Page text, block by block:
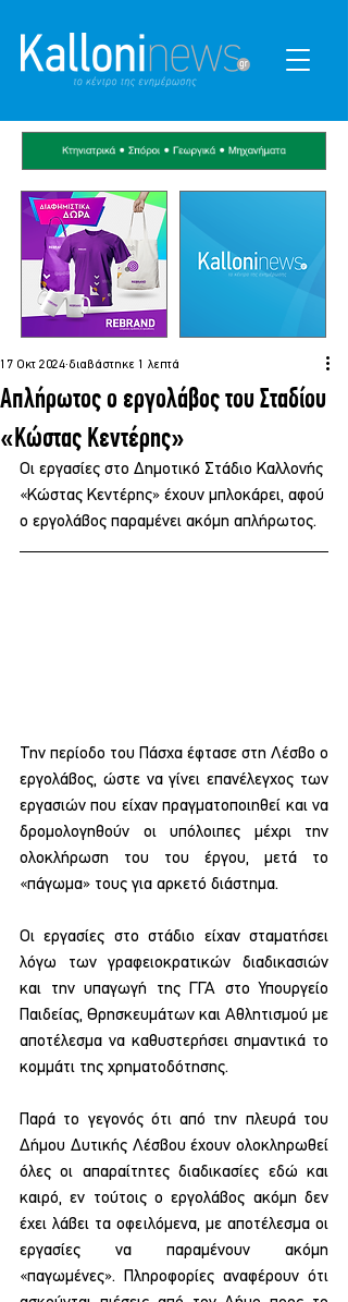
Απλήρωτος ο εργολάβος του Σταδίου
«Κώστας Κεντέρης»
17 Οκτ 2024 διαβάστηκε 1 λεπτά
Οι εργασίες στο Δημοτικό Στάδιο Καλλονής
«Κώστας Κεντέρης» έχουν μπλοκάρει, αφού
ο εργολάβος παραμένει ακόμη απλήρωτος.
Την περίοδο του Πάσχα έφτασε στη Λέσβο ο
εργολάβος, ώστε να γίνει επανέλεγχος των
εργασιών που είχαν πραγματοποιηθεί και να
δρομολογηθούν οι υπόλοιπες μέχρι την
ολοκλήρωση του του έργου, μετά το
«πάγωμα» τους για αρκετό διάστημα.
Οι εργασίες στο στάδιο είχαν σταματήσει
λόγω των γραφειοκρατικών διαδικασιών
και την υπαγωγή της ΓΓΑ στο Υπουργείο
Παιδείας, Θρησκευμάτων και Αθλητισμού με
αποτέλεσμα να καθυστερήσει σημαντικά το
κομμάτι της χρηματοδότησης.
Παρά το γεγονός ότι από την πλευρά του
Δήμου Δυτικής Λέσβου έχουν ολοκληρωθεί
όλες οι απαραίτητες διαδικασίες εδώ και
καιρό, εν τούτοις ο εργολάβος ακόμη δεν
έχει λάβει τα οφειλόμενα, με αποτέλεσμα οι
εργασίες να παραμένουν ακόμη
«παγωμένες». Πληροφορίες αναφέρουν ότι